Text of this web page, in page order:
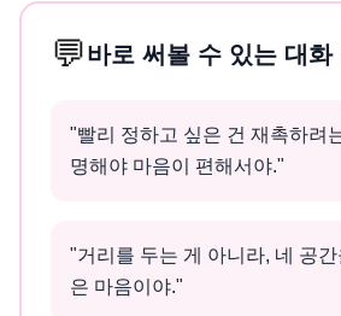
💬바로 써볼 수 있는 대화
"빨리 정하고 싶은 건 재촉하려
명해야 마음이 편해서야."
"거리를 두는 게 아니라, 네 공
은 마음이야."